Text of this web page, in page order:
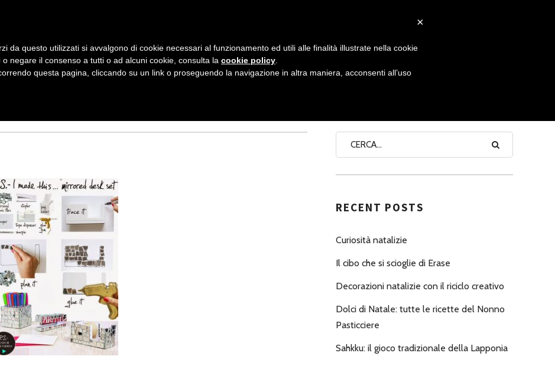
A
V
G
A
I
O
N
E
P
R
I
N
C
NONNO PASTICCIERE
RECENT POSTS
Curiosità natalizie
Il cibo che si scioglie di Erase
Decorazioni natalizie con il riciclo creativo
Dolci di Natale: tutte le ricette del Nonno
Pasticciere
Sahkku: il gioco tradizionale della Lapponia
×
da questo utilizzati si avvalgono di cookie necessari al funzionamento ed utili alle finalità illustrate nella cookie
negare il consenso a tutti o ad alcuni cookie, consulta la cookie policy
questa pagina, cliccando su un link o proseguendo la navigazione in altra maniera, acconsenti all’uso